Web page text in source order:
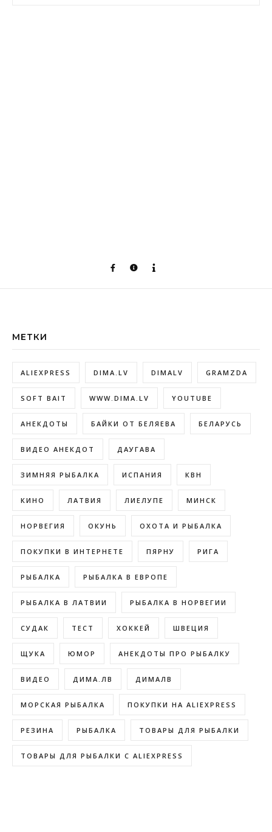
МЕТКИ
ALIEXPRESS DIMA.LV DIMALV GRAMZDA
SOFT BAIT WWW.DIMA.LV YOUTUBE
АНЕКДОТЫ БАЙКИ ОТ БЕЛЯЕВА БЕЛАРУСЬ
ВИДЕО АНЕКДОТ ДАУГАВА
ЗИМНЯЯ РЫБАЛКА ИСПАНИЯ КВН
КИНО ЛАТВИЯ ЛИЕЛУПЕ МИНСК
НОРВЕГИЯ ОКУНЬ ОХОТА И РЫБАЛКА
ПОКУПКИ В ИНТЕРНЕТЕ ПЯРНУ РИГА
РЫБАЛКА РЫБАЛКА В ЕВРОПЕ
РЫБАЛКА В ЛАТВИИ РЫБАЛКА В НОРВЕГИИ
СУДАК ТЕСТ ХОККЕЙ ШВЕЦИЯ
ЩУКА ЮМОР АНЕКДОТЫ ПРО РЫБАЛКУ
ВИДЕО ДИМА.ЛВ ДИМАЛВ
МОРСКАЯ РЫБАЛКА ПОКУПКИ НА ALIEXPRESS
РЕЗИНА РЫБАЛКА ТОВАРЫ ДЛЯ РЫБАЛКИ
ТОВАРЫ ДЛЯ РЫБАЛКИ С ALIEXPRESS